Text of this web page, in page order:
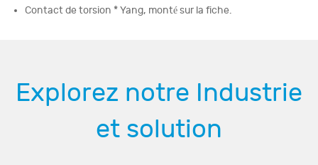
Contact de torsion * Yang, monté sur la fiche.
Explorez notre Industrie
et solution